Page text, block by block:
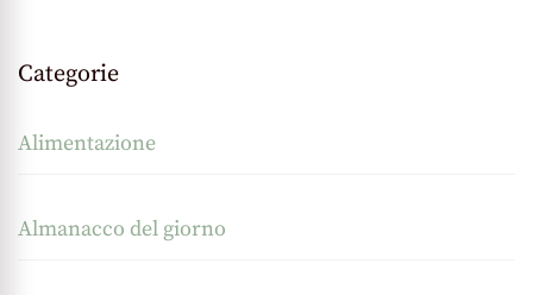
Categorie
Alimentazione
Almanacco del giorno